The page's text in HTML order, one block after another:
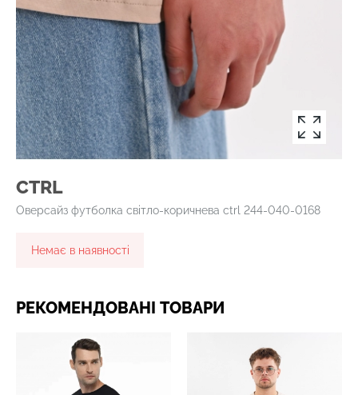
CTRL
Оверсайз футболка світло-коричнева ctrl 244-040-0168
Немає в наявності
РЕКОМЕНДОВАНІ ТОВАРИ